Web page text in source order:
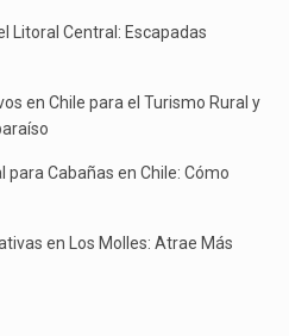
Litoral Central: Escapadas
en Chile para el Turismo Rural y
Cabañas en Chile: Cómo
en Los Molles: Atrae Más